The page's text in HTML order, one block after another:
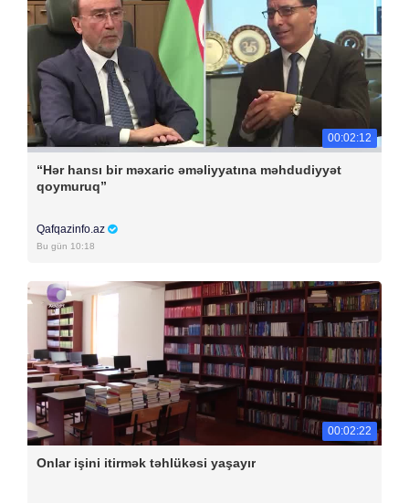
00:02:12
“Hər hansı bir məxaric əməliyyatına məhdudiyyət
qoymuruq”
Qafqazinfo.az
Bu gün 10:18
00:02:22
Onlar işini itirmək təhlükəsi yaşayır